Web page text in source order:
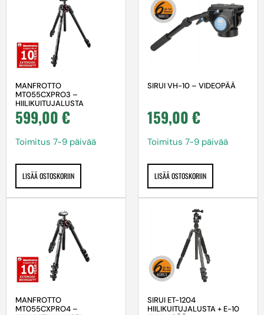
MANFROTTO
MT055CXPRO3 –
HIILIKUITUJALUSTA
599,00€
Toimitus 7-9 päivää
LISÄÄ OSTOSKORIIN
SIRUI VH-10 – VIDEOPÄÄ
159,00€
Toimitus 7-9 päivää
LISÄÄ OSTOSKORIIN
MANFROTTO
MT055CXPRO4 –
SIRUI ET-1204
HIILIKUITUJALUSTA + E-10